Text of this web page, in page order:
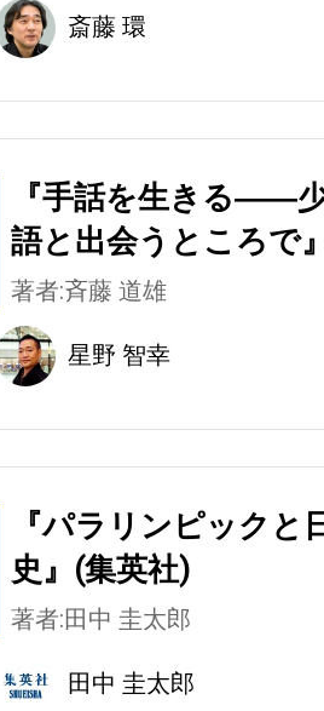
斎藤 環
『手話を生きる――
語と出会うところで
著者:斉藤 道雄
星野 智幸
『パラリンピックと
史』(集英社)
著者:田中 圭太郎
田中 圭太郎